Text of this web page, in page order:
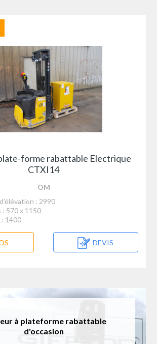
forme rabattable Electrique
CTXI14
OM
: 2990
: 570 x 1150
: 1400
DEVIS
à plateforme rabattable
d'occasion